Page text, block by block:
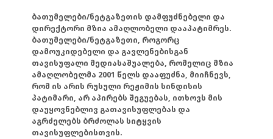
ბათუმელები/ნეტგაზეთის დამფუძნებელი და
დირექტორი მზია ამაღლობელი დააპატიმრეს.
ბათუმელები/ნეტგაზეთი, როგორც
დამოუკიდებელი და გავლენებისგან
თავისუფალი მედიასაშუალება, რომელიც მზია
ამაღლობელმა 2001 წელს დააფუძნა, მიიჩნევს,
რომ ის არის რუსული რეჟიმის სინდისის
პატიმარი, არ აპირებს შეგუებას, ითხოვს მის
დაუყოვნებლივ გათავისუფლებას და
აგრძელებს ბრძოლას სიტყვის
თავისუფლებისთვის.